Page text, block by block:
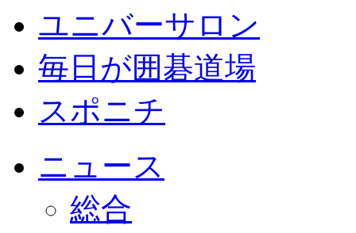
ユニバーサロン
毎日が囲碁道場
スポニチ
ニュース
総合